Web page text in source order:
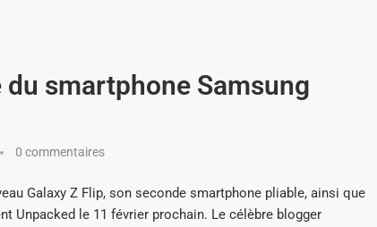
smartphone Samsung
0 commentaires
Galaxy Z Flip, son seconde smartphone pliable, ainsi que
Unpacked le 11 février prochain. Le célèbre blogger